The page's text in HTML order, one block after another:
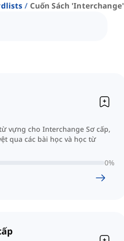
Cuốn Sách 'interchange'
vựng cho Interchange Sơ cấp,
qua các bài học và học từ
0%